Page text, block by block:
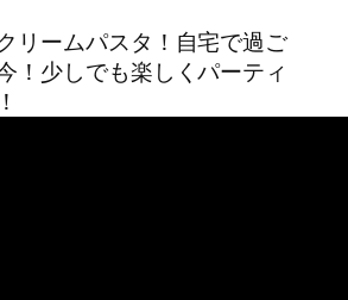
リームパスタ！自宅で過ご
！少しでも楽しくパーティ